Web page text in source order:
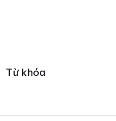
Từ khóa